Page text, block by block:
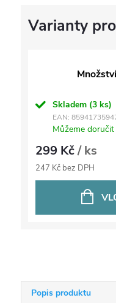
Skladem (3 ks)
EAN:
Můžeme
299 Kč/ ks
247 Kč bez DPH
Popis produktu